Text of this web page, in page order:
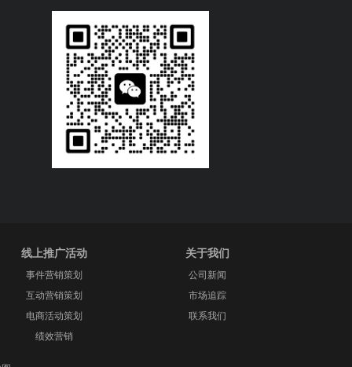
线上推广活动
事件营销策划
互动营销策划
电商活动策划
绩效营销
关于我们
公司新闻
市场追踪
联系我们